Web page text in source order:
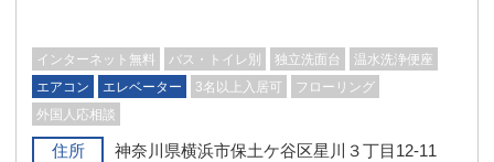
インターネット無料 バス・トイレ別 独立洗面台
温水洗浄便座
エアコン
エレベーター 3名以上入居可
フローリング
外国人応相談
住所
神奈川県横浜市保土ケ谷区星川３丁目12-11